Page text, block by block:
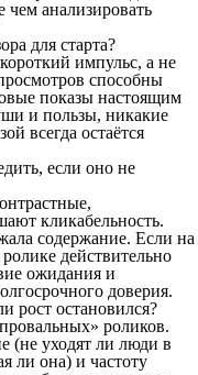
анализировать
для старта?
импульс, а не
способны
показы настоящим
и пользы, никакие
всегда остаётся
если оно не
кликабельность.
содержание. Если на
действительно
ожидания и
доверия.
рост остановился?
роликов.
(не уходят ли люди в
ли она) и частоту